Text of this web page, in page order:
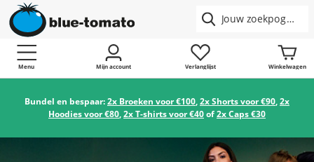
Menu Mijn account Verlanglijst Winkelwagen
Bundel en bespaar:2x Broeken voor €100,2x Shorts voor €90,2x
Hoodies voor €80,2x T-shirts voor €40of2x Caps €30